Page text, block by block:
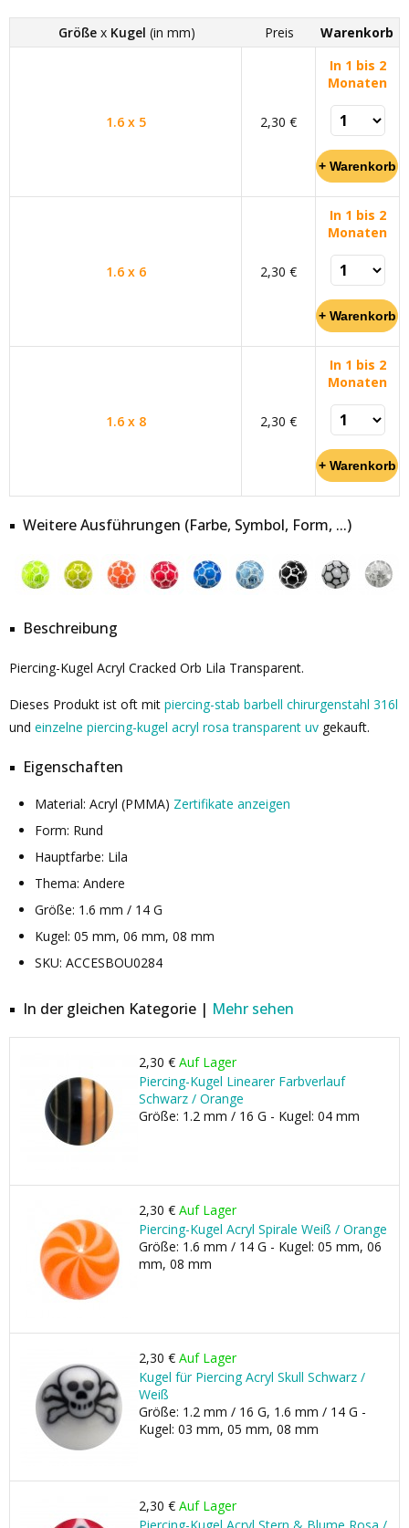
Größex Kugel (in mm) Preis Warenkorb
1.6 x 5 2,30 €
In 1 bis 2
Monaten
1.6 x 6 2,30 €
In 1 bis 2
Monaten
1.6 x 8 2,30 €
In 1 bis 2
Monaten
Weitere Ausführungen (Farbe, Symbol, Form, ...)
Beschreibung
Piercing-Kugel Acryl Cracked Orb Lila Transparent.
Dieses Produkt ist oft mit piercing-stab barbell chirurgenstahl 316l
und einzelne piercing-kugel acryl rosa transparent uv gekauft.
Eigenschaften
Material: Acryl (PMMA) Zertifikate anzeigen
Form: Rund
Hauptfarbe: Lila
Thema: Andere
Größe: 1.6 mm / 14 G
Kugel: 05 mm, 06 mm, 08 mm
SKU: ACCESBOU0284
In der gleichen Kategorie | Mehr sehen
2,30 € Auf Lager
Piercing-Kugel Linearer Farbverlauf
Schwarz / Orange
Größe: 1.2 mm / 16 G - Kugel: 04 mm
2,30 € Auf Lager
Piercing-Kugel Acryl Spirale Weiß / Orange
Größe: 1.6 mm / 14 G - Kugel: 05 mm, 06
mm, 08 mm
2,30 € Auf Lager
Kugel für Piercing Acryl Skull Schwarz /
Weiß
Größe: 1.2 mm / 16 G, 1.6 mm / 14 G -
Kugel: 03 mm, 05 mm, 08 mm
2,30 € Auf Lager